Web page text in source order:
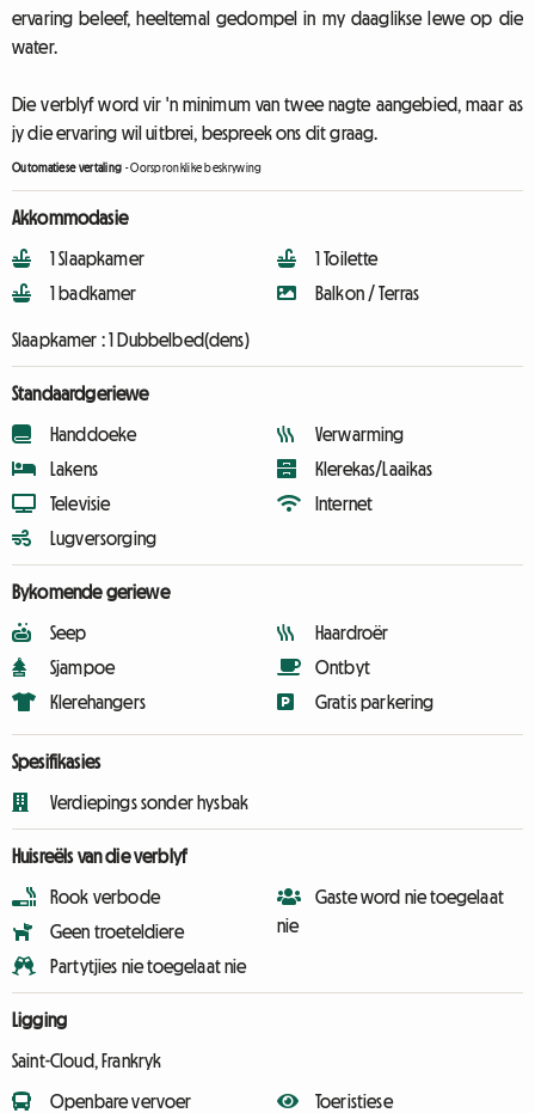
ervaring beleef, heeltemal gedompel in my daaglikse lewe op die
water.
Die verblyf word vir 'n minimum van twee nagte aangebied, maar as
jy die ervaring wil uitbrei, bespreek ons ​​dit graag.
Outomatiese vertaling -Oorspronklike beskrywing
Akkommodasie
1 Slaapkamer
1 badkamer
1 Toilette
Balkon / Terras
Slaapkamer :1 Dubbelbed(dens)
Standaardgeriewe
Handdoeke
Lakens
Televisie
Lugversorging
Verwarming
Klerekas/Laaikas
Internet
Bykomende geriewe
Seep
Sjampoe
Klerehangers
Haardroër
Ontbyt
Gratis parkering
Spesifikasies
Verdiepings sonder hysbak
Huisreëls van die verblyf
Rook verbode
Geen troeteldiere
Partytjies nie toegelaat nie
Gaste word nie toegelaat
nie
Ligging
Saint-Cloud, Frankryk
Openbare vervoer Toeristiese